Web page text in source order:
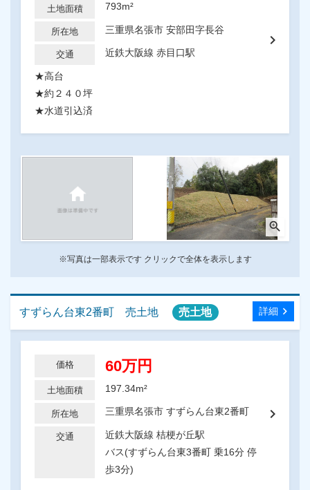
chevron_right
土地面積 793m²
所在地 三重県名張市 安部田字長谷
交通 近鉄大阪線 赤目口駅
★高台
★約２４０坪
★水道引込済
zoom_in
※写真は一部表示です クリックで全体を表示します
すずらん台東2番町 売土地 売土地 詳細 chevron_right
chevron_right
価格 60万円
土地面積 197.34m²
所在地 三重県名張市 すずらん台東2番町
交通
近鉄大阪線 桔梗が丘駅
バス(すずらん台東3番町 乗16分 停
歩3分)